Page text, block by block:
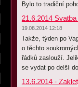
Bylo to tradiční
21.6.2014
19.08.2014 12:18
Takže, týden po
o těchto
řádků zaslouží.
se vydat po delší
13.6.2014 -